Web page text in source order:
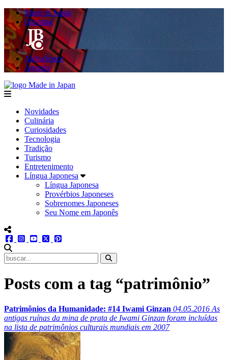
Made in Japan
Hashitag
AkibaSpace
Agenda
menu
Novidades
Culinária
Curiosidades
Tecnologia
Tradição
Turismo
Entretenimento
Língua Japonesa
Língua Japonesa
Provérbios Japoneses
Sobrenomes Japoneses
Seu Nome em Japonês
menu redes social
facebookinstagram
youtube
twitter
Posts com a tag “patrimônio”
Patrimônios da Humanidade: #14 Iwami Ginzan 04.05.2016 As
antigas ruínas da mina de prata de Iwami Ginzan foram incluídas
na lista de patrimônios culturais mundiais em 2007